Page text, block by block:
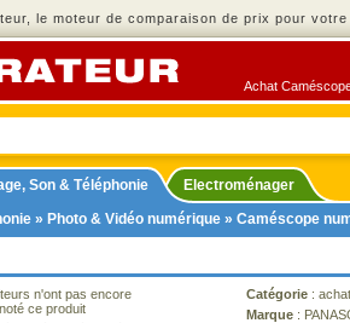
le moteur de comparaison de prix pour votre
Achat
Son & Téléphonie
Electroménager
» Photo & Vidéo numérique » Caméscope
n'ont pas encore
noté ce produit
Catégorie :
Marque :